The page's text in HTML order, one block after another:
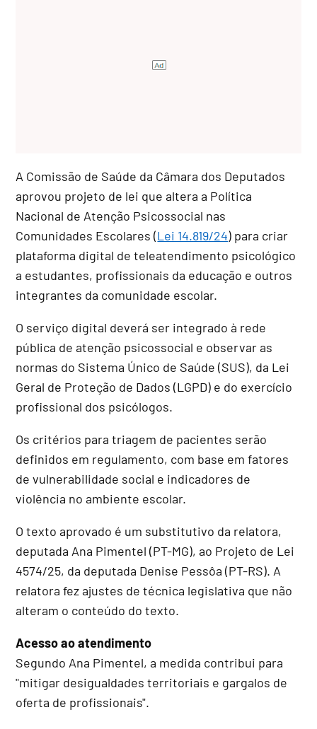
A Comissão de Saúde da Câmara dos Deputados
aprovou projeto de lei que altera a Política
Nacional de Atenção Psicossocial nas
Comunidades Escolares (Lei 14.819/24) para criar
plataforma digital de teleatendimento psicológico
a estudantes, profissionais da educação e outros
integrantes da comunidade escolar.
O serviço digital deverá ser integrado à rede
pública de atenção psicossocial e observar as
normas do Sistema Único de Saúde (SUS), da Lei
Geral de Proteção de Dados (LGPD) e do exercício
profissional dos psicólogos.
Os critérios para triagem de pacientes serão
definidos em regulamento, com base em fatores
de vulnerabilidade social e indicadores de
violência no ambiente escolar.
O texto aprovado é um substitutivo da relatora,
deputada Ana Pimentel (PT-MG), ao Projeto de Lei
4574/25, da deputada Denise Pessôa (PT-RS). A
relatora fez ajustes de técnica legislativa que não
alteram o conteúdo do texto.
Acesso ao atendimento
Segundo Ana Pimentel, a medida contribui para
"mitigar desigualdades territoriais e gargalos de
oferta de profissionais".